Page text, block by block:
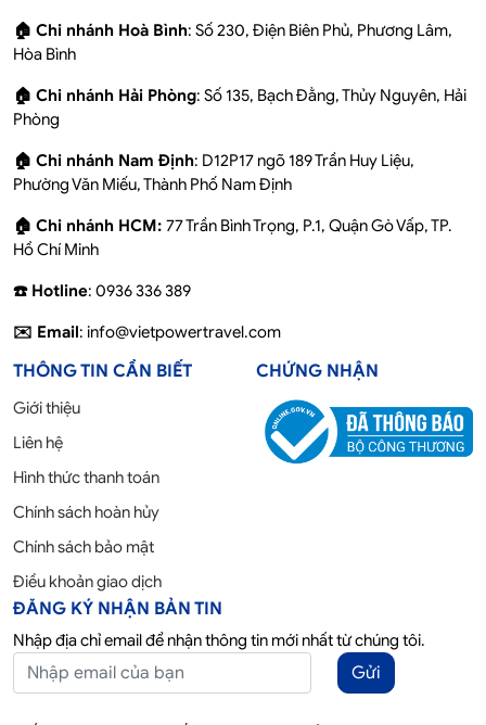
🏠 Chi nhánh Hoà Bình: Số 230, Điện Biên Phủ, Phương Lâm,
Hòa Bình
🏠 Chi nhánh Hải Phòng: Số 135, Bạch Đằng, Thủy Nguyên, Hải
Phòng
🏠 Chi nhánh Nam Định: D12P17 ngõ 189 Trần Huy Liệu,
Phường Văn Miếu, Thành Phố Nam Định
🏠 Chi nhánh HCM: 77 Trần Bình Trọng, P.1, Quận Gò Vấp, TP.
Hồ Chí Minh
☎️ Hotline: 0936 336 389
✉️ Email: info@vietpowertravel.com
THÔNG TIN CẦN BIẾT
Giới thiệu
Liên hệ
Hình thức thanh toán
Chính sách hoàn hủy
Chính sách bảo mật
Điều khoản giao dịch
CHỨNG NHẬN
ĐĂNG KÝ NHẬN BẢN TIN
Nhập địa chỉ email để nhận thông tin mới nhất từ chúng tôi.
Gửi